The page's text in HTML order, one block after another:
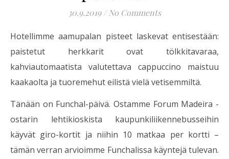
30.9.2019 / No Comments
Hotellimme aamupalan pisteet laskevat entisestään:
paistetut herkkarit ovat tölkkitavaraa,
kahviautomaatista valutettava cappuccino maistuu
kaakaolta ja tuoremehut eilistä vielä vetisemmiltä.
Tänään on Funchal-päivä. Ostamme Forum Madeira -
ostarin lehtikioskista kaupunkiliikennebusseihin
käyvät giro-kortit ja niihin 10 matkaa per kortti –
tämän verran arvioimme Funchalissa käyntejä tulevan.